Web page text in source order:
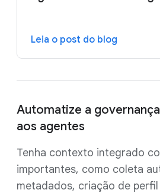
Leia o post do blog
Automatize a
aos agentes
Tenha contexto integrado
importantes, como coleta
metadados, criação de